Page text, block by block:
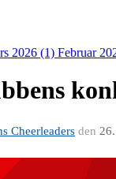
2026 (1) Februar
Cheerleaders den